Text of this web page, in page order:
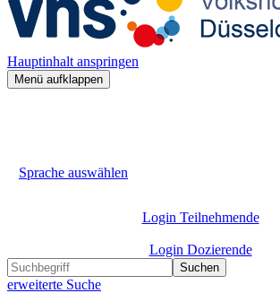
Hauptinhalt anspringen
Menü aufklappen
Sprache auswählen
Login Teilnehmende
Login Dozierende
Suchen
erweiterte Suche